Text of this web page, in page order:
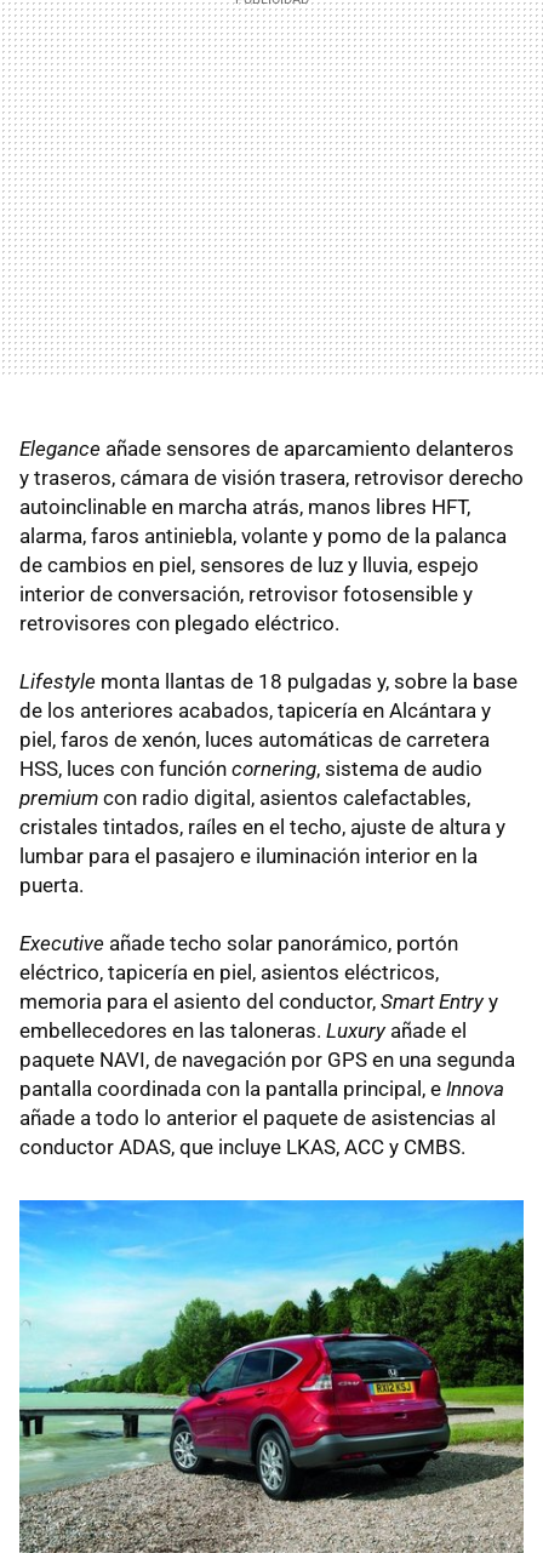
Elegance añade sensores de aparcamiento delanteros
y traseros, cámara de visión trasera, retrovisor derecho
autoinclinable en marcha atrás, manos libres HFT,
alarma, faros antiniebla, volante y pomo de la palanca
de cambios en piel, sensores de luz y lluvia, espejo
interior de conversación, retrovisor fotosensible y
retrovisores con plegado eléctrico.
Lifestyle monta llantas de 18 pulgadas y, sobre la base
de los anteriores acabados, tapicería en Alcántara y
piel, faros de xenón, luces automáticas de carretera
HSS, luces con función cornering, sistema de audio
premium con radio digital, asientos calefactables,
cristales tintados, raíles en el techo, ajuste de altura y
lumbar para el pasajero e iluminación interior en la
puerta.
Executive añade techo solar panorámico, portón
eléctrico, tapicería en piel, asientos eléctricos,
memoria para el asiento del conductor, Smart Entryy
embellecedores en las taloneras. Luxuryañade el
paquete NAVI, de navegación por GPS en una segunda
pantalla coordinada con la pantalla principal, e Innova
añade a todo lo anterior el paquete de asistencias al
conductor ADAS, que incluye LKAS, ACC y CMBS.